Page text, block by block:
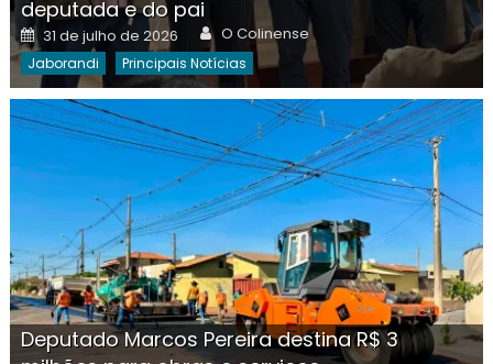
deputada e do pai
Posted
on
31 de julho de 2026 Author
O Colinense
Jaborandi Principais Notícias
Deputado Marcos Pereira destina R$ 3